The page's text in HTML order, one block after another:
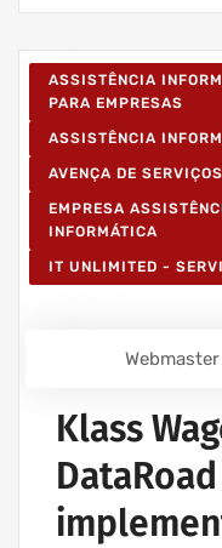
ASSISTÊNCIA
PARA EMPRESAS
ASSISTÊNCIA
AVENÇA DE
EMPRESA
INFORMÁTICA
IT UNLIMITED -
Webmaster
Klass